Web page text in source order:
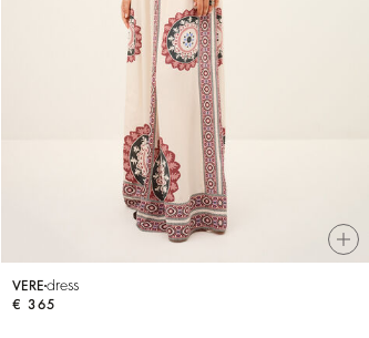
VERE dress
€ 365